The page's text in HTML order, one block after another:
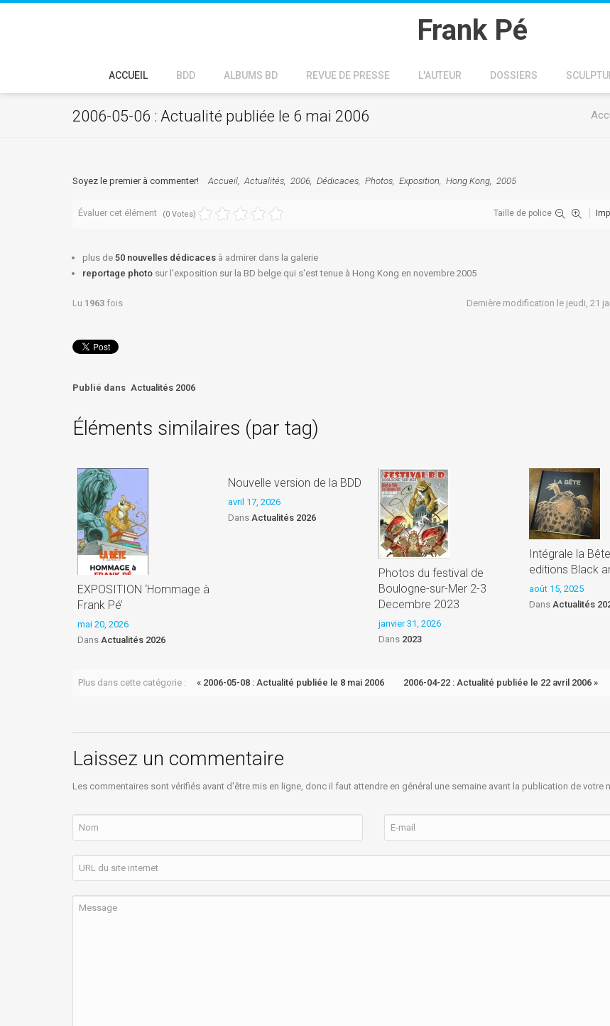
Frank Pé
ACCUEIL BDD ALBUMS BD REVUE DE PRESSE L'AUTEUR DOSSIERS
2006-05-06 : Actualité publiée le 6 mai 2006
Soyez le premier à commenter! Accueil Actualités 2006 Dédicaces Photos Exposition Hong Kong 2005
Évaluer cet élément (0 Votes) Taille de police
plus de 50 nouvelles dédicaces à admirer dans la galerie
reportage photo sur l'exposition sur la BD belge qui s'est tenue à Hong Kong en novembre 2005
Lu 1963 fois Dernière modification le jeudi, 21
Publié dans Actualités 2006
Éléments similaires (par tag)
EXPOSITION ‘Hommage à
Frank Pé’
mai 20, 2026
Dans Actualités 2026
Nouvelle version de la BDD
avril 17, 2026
Dans Actualités 2026
Photos du festival de
Boulogne-sur-Mer 2-3
Decembre 2023
janvier 31, 2026
Dans 2023
Intégrale la
editions Black
août 15, 2025
Dans Actualités
Plus dans cette catégorie : « 2006-05-08 : Actualité publiée le 8 mai 2006 2006-04-22 : Actualité publiée le 22 avril 2006 »
Laissez un commentaire
Les commentaires sont vérifiés avant d'être mis en ligne, donc il faut attendre en général une semaine avant la publication de votre